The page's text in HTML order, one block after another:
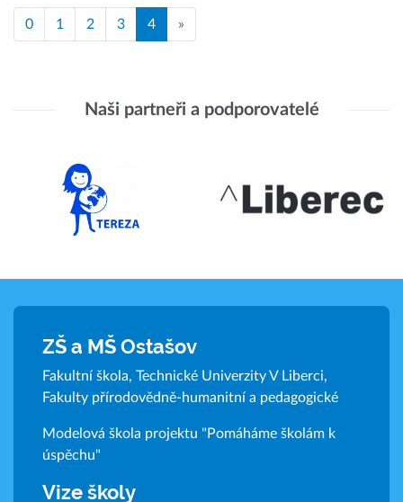
0 1 2 3 4 »
Naši partneři a podporovatelé
ZŠ a MŠ Ostašov
Fakultní škola, Technické Univerzity V Liberci,
Fakulty přírodovědně-humanitní a pedagogické
Modelová škola projektu "Pomáháme školám k
úspěchu"
Vize školy